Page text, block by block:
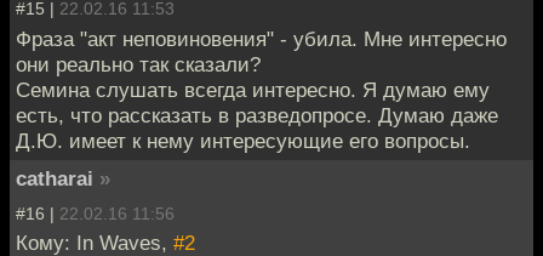
#15 | 22.02.16 11:53
Фраза "акт неповиновения" - убила. Мне интересно
они реально так сказали?
Семина слушать всегда интересно. Я думаю ему
есть, что рассказать в разведопросе. Думаю даже
Д.Ю. имеет к нему интересующие его вопросы.
catharai »
#16 | 22.02.16 11:56
Кому: In Waves, #2